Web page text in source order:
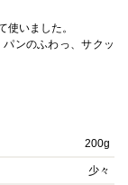
いました。
ンのふわっ、サクッ
200g
少々